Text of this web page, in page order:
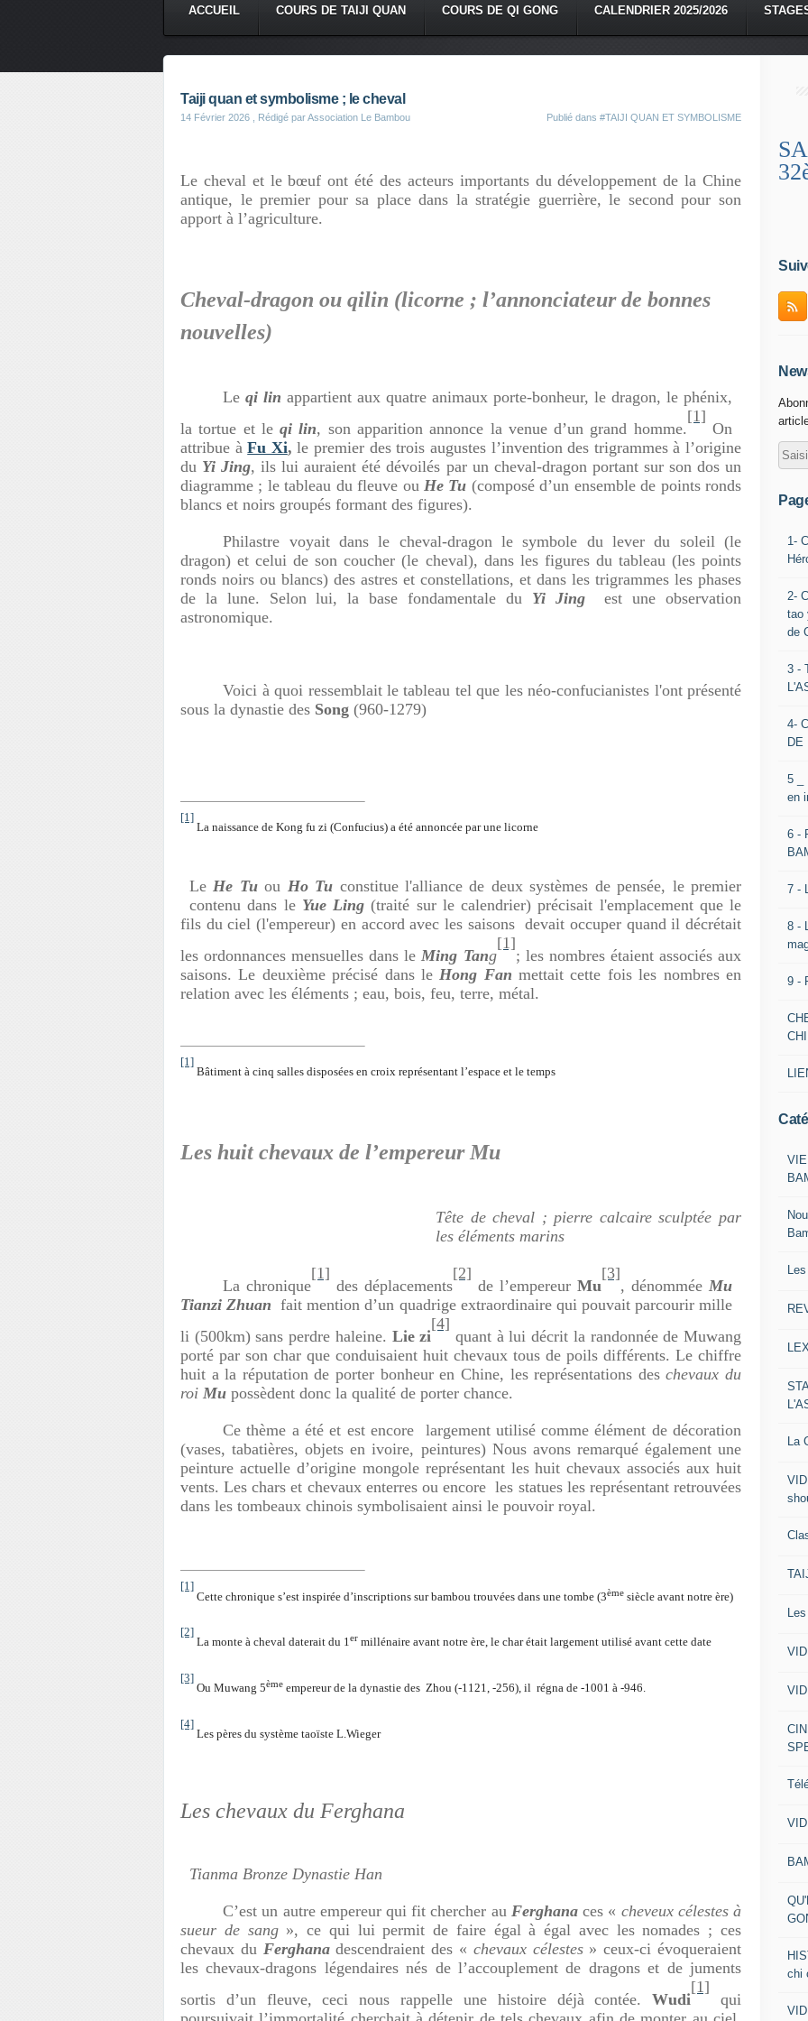
ACCUEIL COURS DE TAIJI QUAN COURS DE QI GONG CALENDRIER 2025/2026
Taiji quan et symbolisme ; le cheval
14 Février 2026 , Rédigé par Association Le Bambou Publié dans #TAIJI QUAN ET SYMBOLISME
Le cheval et le bœuf ont été des acteurs importants du développement de la Chine
antique, le premier pour sa place dans la stratégie guerrière, le second pour son
apport à l’agriculture.
Cheval-dragon ou qilin (licorne ; l’annonciateur de bonnes
nouvelles)
Le qi lin appartient aux quatre animaux porte-bonheur, le dragon, le phénix,
la tortue et leqi lin, son apparition annonce la venue d’un grand homme.
[1]
On
attribue àFu Xi, le premier des trois augustes l’invention des trigrammes à l’origine
du Yi Jing, ils lui auraient été dévoilés par un cheval-dragon portant sur son dos un
diagramme ; le tableau du fleuve ou He Tu (composé d’un ensemble de points ronds
blancs et noirs groupés formant des figures).
Philastre voyait dans le cheval-dragon le symbole du lever du soleil (le
dragon) et celui de son coucher (le cheval), dans les figures du tableau (les points
ronds noirs ou blancs) des astres et constellations, et dans les trigrammes les phases
de la lune. Selon lui, la base fondamentale du Yi Jingest une observation
astronomique.
Voici à quoi ressemblait le tableau tel que les néo-confucianistes l'ont présenté
sous la dynastie des Song (960-1279)
[1]
La naissance de Kong fu zi (Confucius) a été annoncée par une licorne
Le He Tuou Ho Tu constitue l'alliance de deux systèmes de pensée, le premier
contenu dans le Yue Ling (traité sur le calendrier) précisait l'emplacement que le
fils du ciel (l'empereur) en accord avec les saisons devait occuper quand il décrétait
les ordonnances mensuelles dans le Ming Tang
[1]
; les nombres étaient associés aux
saisons. Le deuxième précisé dans le Hong Fan mettait cette fois les nombres en
relation avec les éléments ; eau, bois, feu, terre, métal.
[1]
Bâtiment à cinq salles disposées en croix représentant l’espace et le temps
Les huit chevaux de l’empereur Mu
Tête de cheval ; pierre calcaire sculptée par
les éléments marins
La chronique
[1]
des déplacements
[2]
de l’empereurMu
[3]
, dénommée Mu
Tianzi Zhuan fait mention d’un quadrige extraordinaire qui pouvait parcourir mille
li (500km) sans perdre haleine. Lie zi
[4]
quant à lui décrit la randonnée de Muwang
porté par son char que conduisaient huit chevaux tous de poils différents. Le chiffre
huit a la réputation de porter bonheur en Chine, les représentations deschevaux du
roi Mu possèdent donc la qualité de porter chance.
Ce thème a été et est encore largement utilisé comme élément de décoration
(vases, tabatières, objets en ivoire, peintures) Nous avons remarqué également une
peinture actuelle d’origine mongole représentant les huit chevaux associés aux huit
vents. Les chars et chevaux enterres ou encore les statues les représentant retrouvées
dans les tombeaux chinois symbolisaient ainsi le pouvoir royal.
[1]
Cette chronique s’est inspirée d’inscriptions sur bambou trouvées dans une tombe (3ème siècle avant notre ère)
[2]
La monte à cheval daterait du 1er millénaire avant notre ère, le char était largement utilisé avant cette date
[3]
Ou Muwang 5ème empereur de la dynastie des Zhou (-1121, -256), il régna de -1001 à -946.
[4]
Les pères du système taoïste L.Wieger
Les chevaux du Ferghana
Tianma Bronze Dynastie Han
C’est un autre empereur qui fit chercher au Ferghana ces « cheveux célestes à
sueur de sang», ce qui lui permit de faire égal à égal avec les nomades ; ces
chevaux du Ferghana descendraient des « chevaux célestes» ceux-ci évoqueraient
les chevaux-dragons légendaires nés de l’accouplement de dragons et de juments
sortis d’un fleuve, ceci nous rappelle une histoire déjà contée.Wudi
[1]
qui
1-
2-
tao
de
3 -
4-
DE
5 _
en
6 -
7 -
8 -
9 -
La
chi